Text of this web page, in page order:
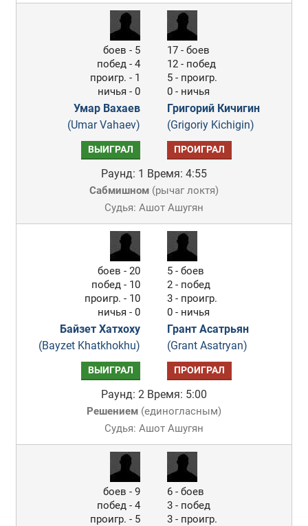
боев - 5
побед - 4
проигр. - 1
ничья - 0
Умар Вахаев
(Umar Vahaev)
17 - боев
12 - побед
5 - проигр.
0 - ничья
Григорий Кичигин
(Grigoriy Kichigin)
ВЫИГРАЛ ПРОИГРАЛ
Раунд: 1 Время: 4:55
Сабмишном(рычаг локтя)
Судья: Ашот Ашугян
боев - 20
побед - 10
проигр. - 10
ничья - 0
Байзет Хатхоху
(Bayzet Khatkhokhu)
5 - боев
2 - побед
3 - проигр.
0 - ничья
Грант Асатрьян
(Grant Asatryan)
ВЫИГРАЛ ПРОИГРАЛ
Раунд: 2 Время: 5:00
Решением(единогласным)
Судья: Ашот Ашугян
боев - 9
побед - 4
проигр. - 5
6 - боев
3 - побед
3 - проигр.